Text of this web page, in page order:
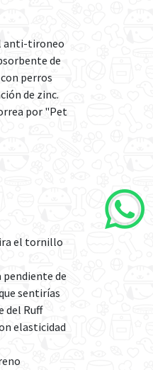
anti-tironeo
de
perros
de zinc.
por "Pet
el tornillo
pendiente de
sentirías
del Ruff
elasticidad